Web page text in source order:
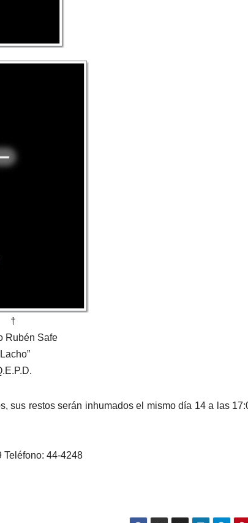
†
Rubén Safe
sus restos serán inhumados el mismo día 14 a las
Teléfono: 44-4248